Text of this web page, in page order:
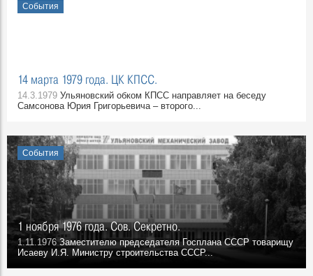
События
14 марта 1979 года. ЦК КПСС.
14.3.1979 Ульяновский обком КПСС направляет на беседу
Самсонова Юрия Григорьевича – второго...
События
1 ноября 1976 года. Сов. Секретно.
1.11.1976Заместителю председателя Госплана СССР товарищу
Исаеву И.Я. Министру строительства СССР...